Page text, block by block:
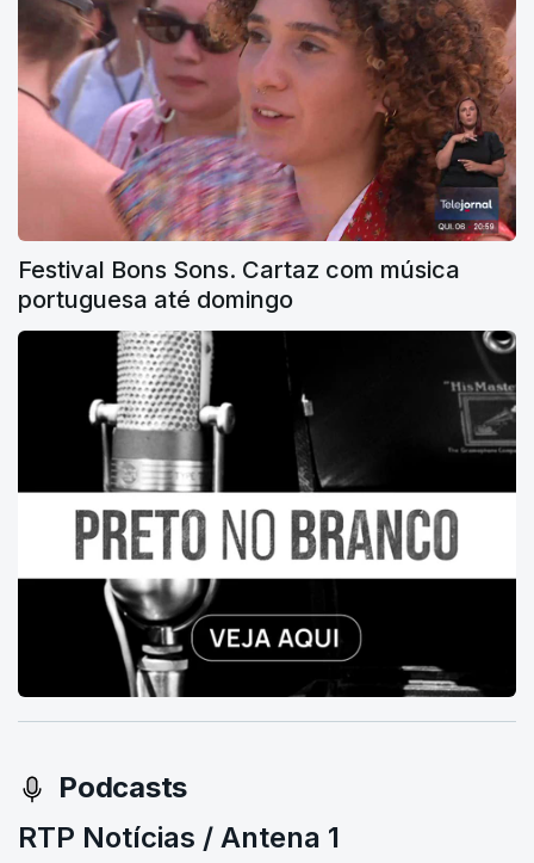
Festival Bons Sons. Cartaz com música
portuguesa até domingo
Podcasts
RTP Notícias / Antena 1